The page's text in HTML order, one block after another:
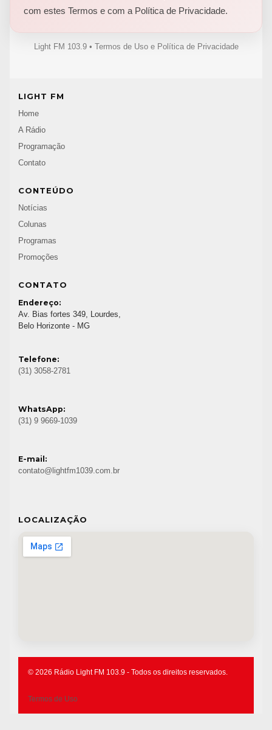
com estes Termos e com a Política de Privacidade.
Light FM 103.9 • Termos de Uso e Política de Privacidade
LIGHT FM
Home
A Rádio
Programação
Contato
CONTEÚDO
Notícias
Colunas
Programas
Promoções
CONTATO
Endereço:
Av. Bias fortes 349, Lourdes,
Belo Horizonte - MG
Telefone:
(31) 3058-2781
WhatsApp:
(31) 9 9669-1039
E-mail:
contato@lightfm1039.com.br
LOCALIZAÇÃO
© 2026 Rádio Light FM 103.9 - Todos os direitos reservados.
Termos de Uso